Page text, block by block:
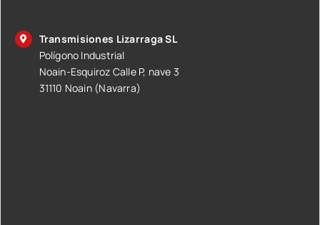
Transmisiones Lizarraga SL
Polígono Industrial
Noain-Esquiroz Calle P, nave 3
31110 Noain (Navarra)